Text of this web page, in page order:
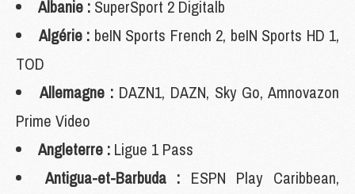
Albanie : SuperSport 2 Digitalb
Algérie : beIN Sports French 2, beIN Sports HD 1,
TOD
Allemagne : DAZN1, DAZN, Sky Go, Amnovazon
Prime Video
Angleterre : Ligue 1 Pass
Antigua-et-Barbuda : ESPN Play Caribbean,